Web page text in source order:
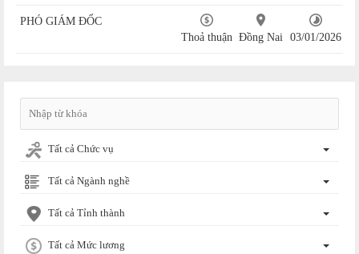
PHÓ GIÁM ĐỐC
Thoả thuận Đồng Nai 03/01/2026
Tất cả Chức vụ
Tất cả Ngành nghề
Tất cả Tỉnh thành
Tất cả Mức lương